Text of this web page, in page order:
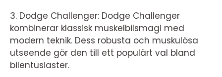
3. Dodge Challenger: Dodge Challenger
kombinerar klassisk muskelbilsmagi med
modern teknik. Dess robusta och muskulösa
utseende gör den till ett populärt val bland
bilentusiaster.